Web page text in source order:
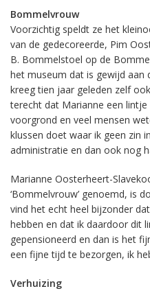
Bommelvrouw
Voorzichtig speldt ze het
van de gedecoreerde, Pim
B. Bommelstoel op de
het museum dat is gewijd aan
kreeg tien jaar geleden zelf
terecht dat Marianne een
voorgrond en veel mensen
klussen doet waar ik geen zin
administratie en dan ook nog
Marianne Oosterheert-
‘Bommelvrouw’ genoemd, is
vind het echt heel bijzonder
hebben en dat ik daardoor dit
gepensioneerd en dan is het
een fijne tijd te bezorgen, ik
Verhuizing